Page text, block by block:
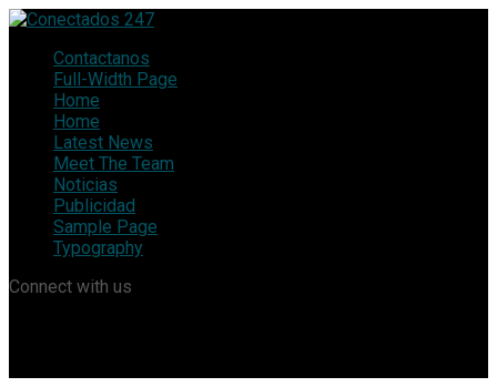
Contactanos
Full-Width Page
Home
Home
Latest News
Meet The Team
Noticias
Publicidad
Sample Page
Typography
Connect with us